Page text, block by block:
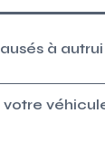
à autrui